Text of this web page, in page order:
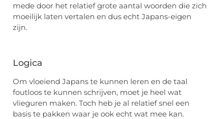
mede door het relatief grote aantal woorden die zich
moeilijk laten vertalen en dus echt Japans-eigen
zijn.
Logica
Om vloeiend Japans te kunnen leren en de taal
foutloos te kunnen schrijven, moet je heel wat
vlieguren maken. Toch heb je al relatief snel een
basis te pakken waar je ook echt wat mee kan.